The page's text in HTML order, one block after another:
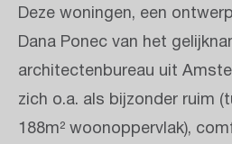
Deze woningen, een
Dana Ponec van het
architectenbureau uit
zich o.a. als bijzonder ruim
188m² woonoppervlak),